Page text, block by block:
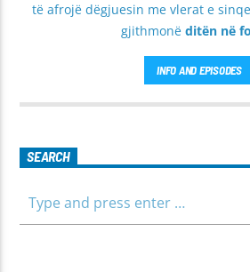
të afrojë dëgjuesin me vlerat e
gjithmonë ditën në
INFO AND EPISODES
SEARCH